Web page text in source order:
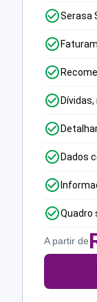
Serasa
Dados
Quadro
A partir de